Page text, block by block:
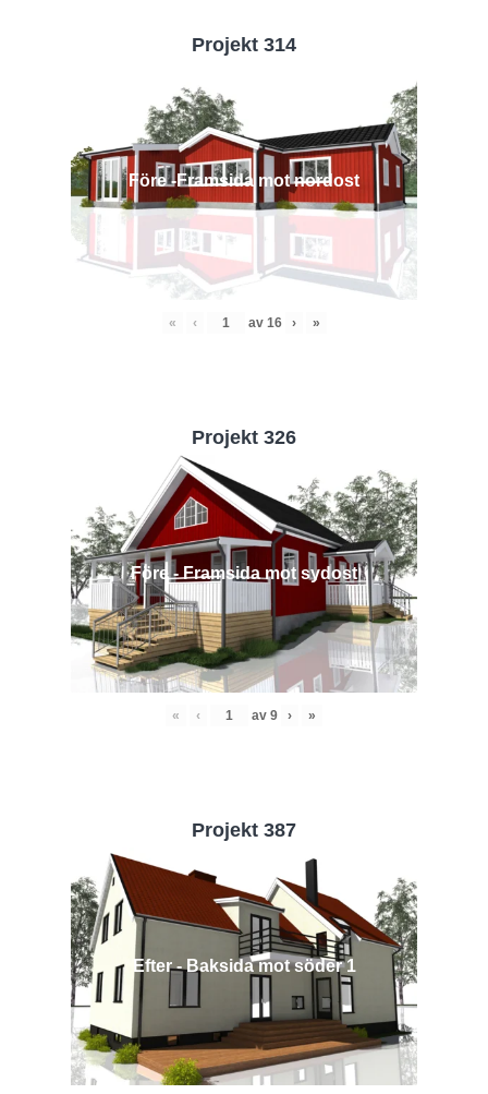
Projekt 314
Före -Framsida mot nordost
« ‹ av 16 › »
Projekt 326
Före - Framsida mot sydost
« ‹ av 9 › »
Projekt 387
Efter - Baksida mot söder 1